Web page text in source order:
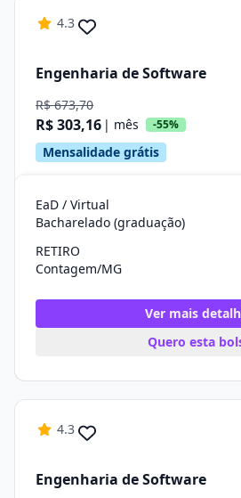
4.3
Engenharia de Software
R$ 673,70
R$ 303,16 | mês -55%
Mensalidade grátis
EaD / Virtual
Bacharelado (graduação)
RETIRO
Contagem/MG
Ver mais
Quero esta
4.3
Engenharia de Software